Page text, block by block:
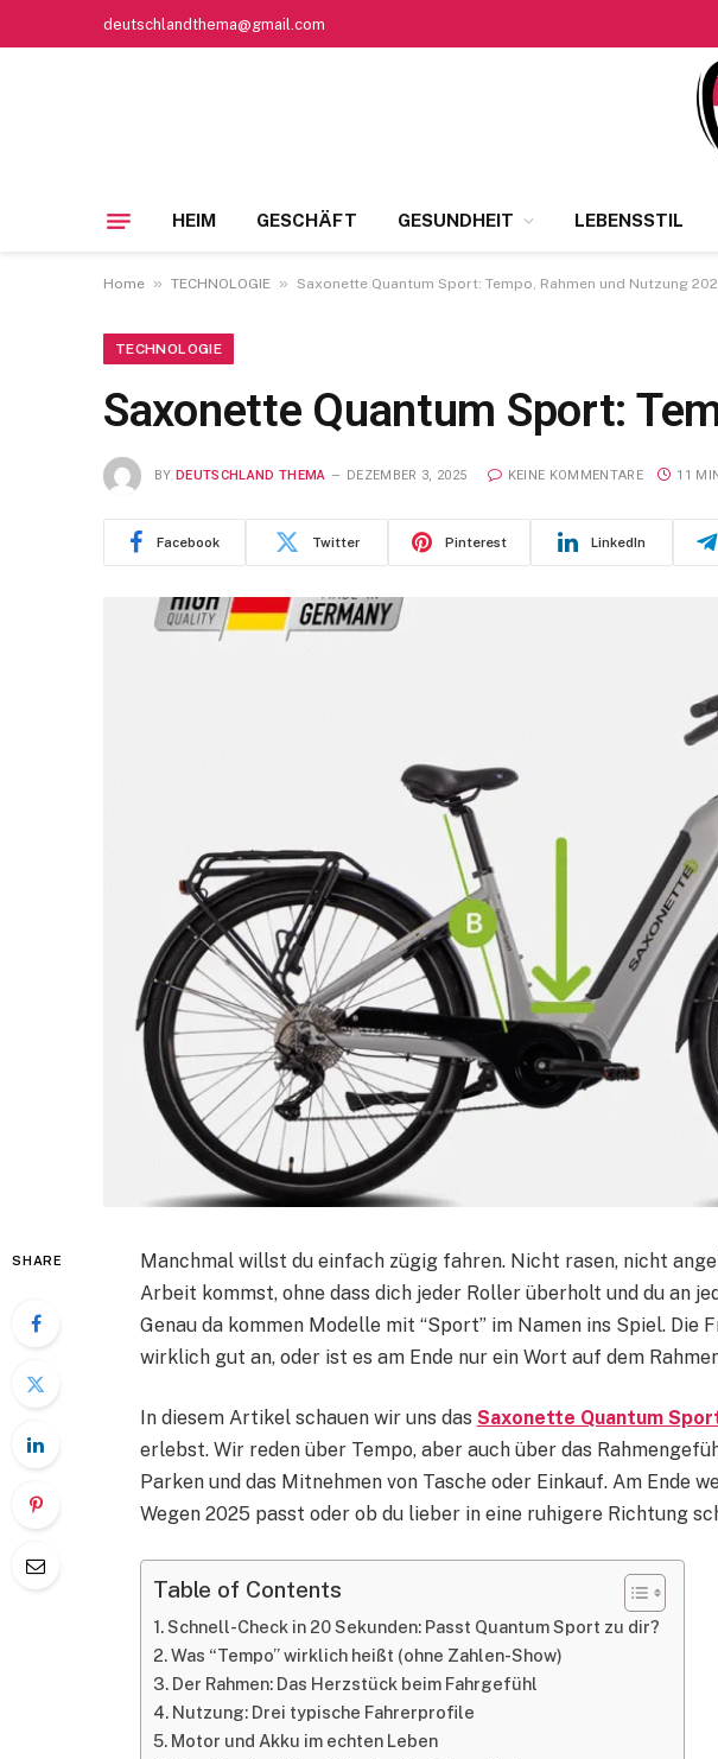
deutschlandthema@gmail.com
HEIM GESCHÄFT GESUNDHEIT LEBENSSTIL
Home » TECHNOLOGIE » Saxonette Quantum Sport: Tempo, Rahmen und Nutzung
TECHNOLOGIE
Saxonette Quantum Sport:
BY DEUTSCHLAND THEMA DEZEMBER 3, 2025 KEINE KOMMENTARE 11
Facebook Twitter Pinterest LinkedIn
SHARE
Manchmal willst du einfach zügig fahren. Nicht rasen, nicht
Arbeit kommst, ohne dass dich jeder Roller überholt und du an
Genau da kommen Modelle mit “Sport” im Namen ins Spiel. Die
wirklich gut an, oder ist es am Ende nur ein Wort auf dem
In diesem Artikel schauen wir uns das Saxonette Quantum
erlebst. Wir reden über Tempo, aber auch über das
Parken und das Mitnehmen von Tasche oder Einkauf. Am Ende
Wegen 2025 passt oder ob du lieber in eine ruhigere Richtung
Table of Contents
Schnell-Check in 20 Sekunden: Passt Quantum Sport zu dir?
Was “Tempo” wirklich heißt (ohne Zahlen-Show)
Der Rahmen: Das Herzstück beim Fahrgefühl
Nutzung: Drei typische Fahrerprofile
Motor und Akku im echten Leben